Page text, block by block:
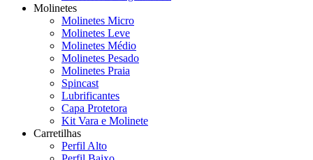
Molinetes
Molinetes Micro
Molinetes Leve
Molinetes Médio
Molinetes Pesado
Molinetes Praia
Spincast
Lubrificantes
Capa Protetora
Kit Vara e Molinete
Carretilhas
Perfil Alto